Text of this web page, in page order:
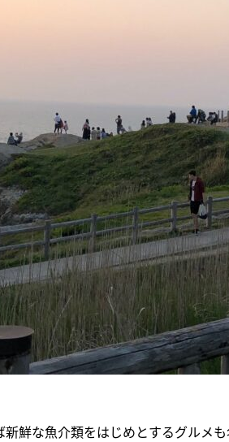
新鮮な魚介類をはじめとするグルメ